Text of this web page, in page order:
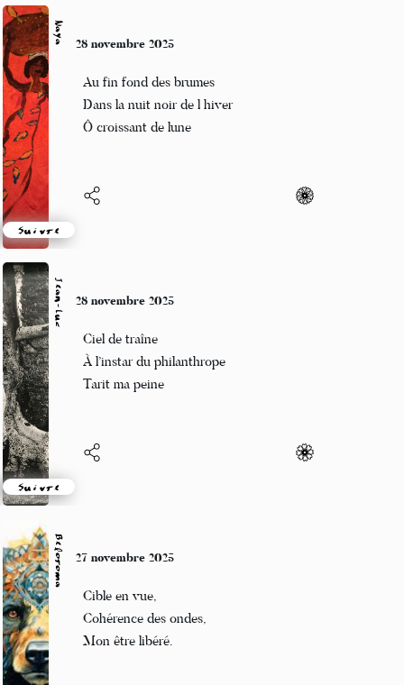
Naya
Suivre
Au fin fond des brumes
Dans la nuit noir de l hiver
Jean-Luc
Suivre
Ciel de traîne
À l’instar du philanthrope
Beloroma
Cible en vue,
Cohérence des ondes,